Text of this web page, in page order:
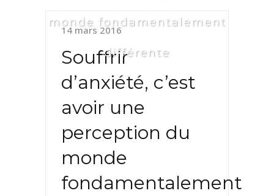
monde fondamentalement
différente
14 mars 2016
Souffrir
d’anxiété, c’est
avoir une
perception du
monde
fondamentalement